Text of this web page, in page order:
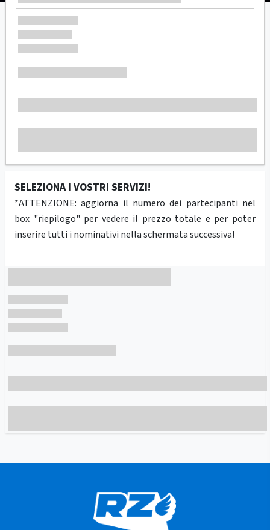
SELEZIONA I VOSTRI SERVIZI!
*ATTENZIONE: aggiorna il numero dei partecipanti nel
box "riepilogo" per vedere il prezzo totale e per poter
inserire tutti i nominativi nella schermata successiva!